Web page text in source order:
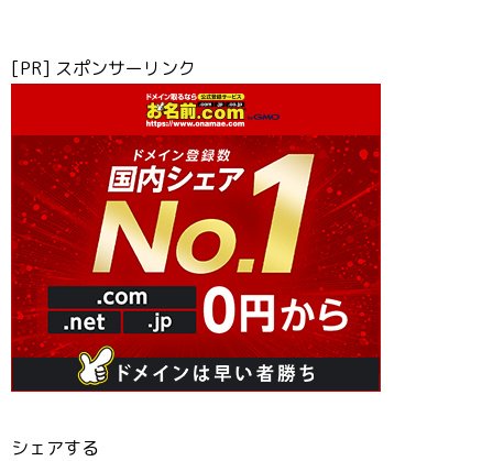
[PR] スポンサーリンク
シェアする